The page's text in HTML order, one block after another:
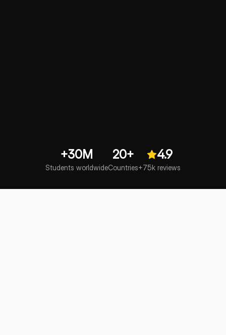
+30M
Students worldwide
20+
Countries
4.9
+75k reviews